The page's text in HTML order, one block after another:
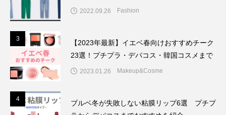
2022.09.26 Fashion
3
【2023年最新】イエベ春向けおすすめチーク
23選！プチプラ・デパコス・韓国コスメまで
2023.01.26 Makeup&Cosme
4
ブルベ冬が失敗しない粘膜リップ6選 プチプ